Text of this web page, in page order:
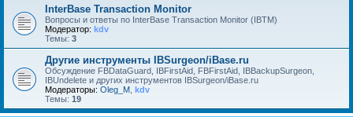
InterBase Transaction Monitor
Вопросы и ответы по InterBase Transaction Monitor (IBTM)
Модератор: kdv
Темы: 3
Другие инструменты IBSurgeon/iBase.ru
Обсуждение FBDataGuard, IBFirstAid, FBFirstAid, IBBackupSurgeon,
IBUndelete и других инструментов IBSurgeon/iBase.ru
Модераторы: Oleg_M kdv
Темы: 19